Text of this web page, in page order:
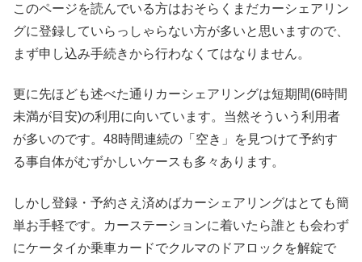
このページを読んでいる方はおそらくまだカーシェアリン
グに登録していらっしゃらない方が多いと思いますので、
まず申し込み手続きから行わなくてはなりません。
更に先ほども述べた通りカーシェアリングは短期間(6時間
未満が目安)の利用に向いています。当然そういう利用者
が多いのです。48時間連続の「空き」を見つけて予約す
る事自体がむずかしいケースも多々あります。
しかし登録・予約さえ済めばカーシェアリングはとても簡
単お手軽です。カーステーションに着いたら誰とも会わず
にケータイか乗車カードでクルマのドアロックを解錠で